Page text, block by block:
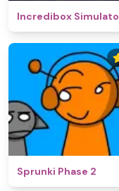
Incredibox
Sprunki Phase 2